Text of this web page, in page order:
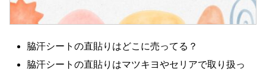
脇汗シートの直貼りはどこに売ってる？
脇汗シートの直貼りはマツキヨやセリアで取り扱っ